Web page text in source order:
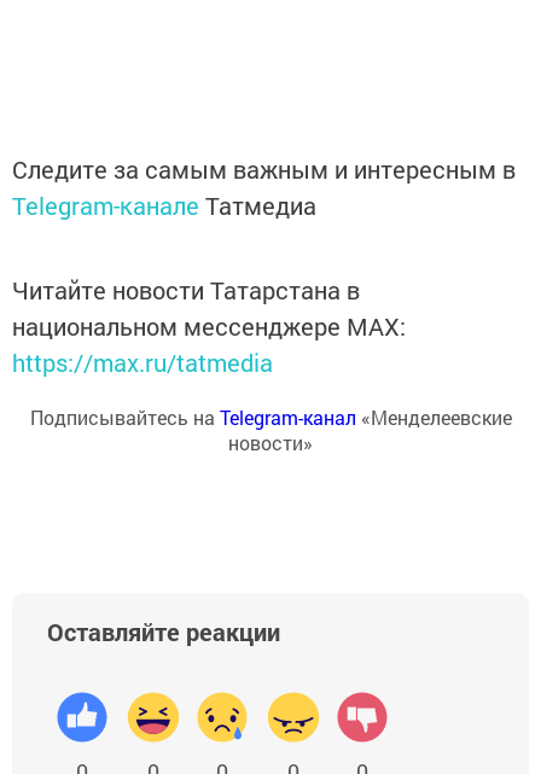
Следите за самым важным и интересным в
Telegram-канале Татмедиа
Читайте новости Татарстана в
национальном мессенджере MАХ:
https://max.ru/tatmedia
Подписывайтесь на Telegram-канал «Менделеевские
новости»
Оставляйте реакции